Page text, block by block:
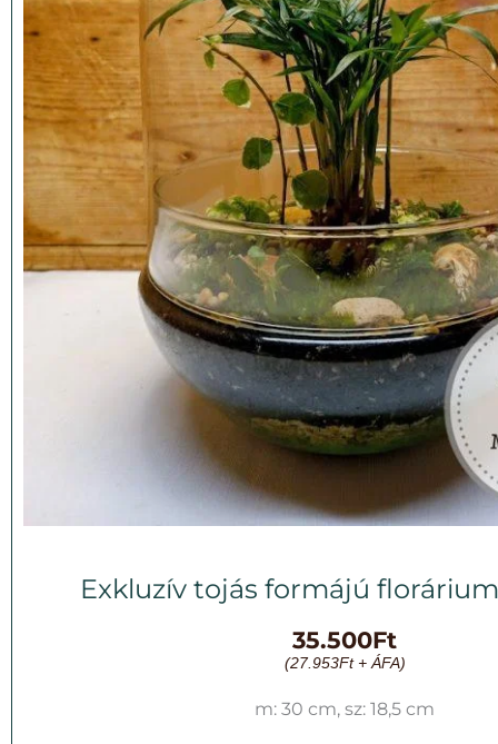
Exkluzív tojás formájú
35.500Ft
(27.953Ft+ ÁFA)
m: 30 cm, sz: 18,5 cm